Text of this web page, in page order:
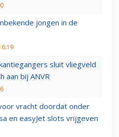
jongen in de
sluit vliegveld
aan bij ANVR
vracht doordat onder
en easyJet slots vrijgeven